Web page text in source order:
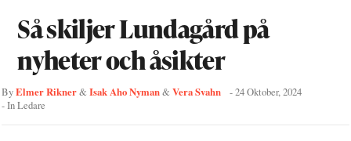
Så skiljer Lundagård på
nyheter och åsikter
ByElmer Rikner&Isak Aho Nyman&Vera Svahn -24 Oktober, 2024
- InLedare